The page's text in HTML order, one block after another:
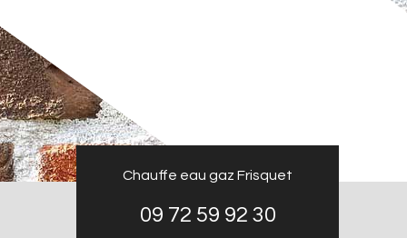
Chauffe eau gaz Frisquet
09 72 59 92 30